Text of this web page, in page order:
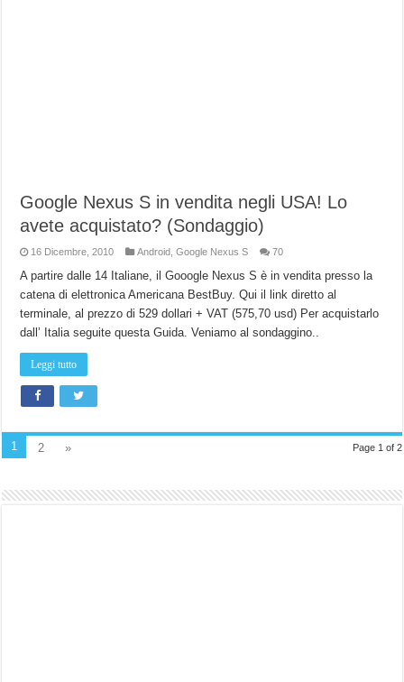
Google Nexus S in vendita negli USA! Lo
avete acquistato? (Sondaggio)
16 Dicembre, 2010 Android ,Google Nexus S 70
A partire dalle 14 Italiane, il Gooogle Nexus S è in vendita presso la
catena di elettronica Americana BestBuy. Qui il link diretto al
terminale, al prezzo di 529 dollari + VAT (575,70 usd) Per acquistarlo
dall’ Italia seguite questa Guida. Veniamo al sondaggino..
Leggi tutto
Page 1 of 2
1 2 »